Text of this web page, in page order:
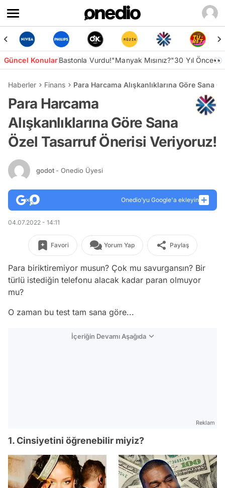
Güncel KonularBastonla Vurdu!"Manyak Mısınız?"30 Yıl Önce👀
Haberler Finans Para Harcama Alışkanlıklarına Göre Sana
Para Harcama
Alışkanlıklarına Göre Sana
Özel Tasarruf Önerisi Veriyoruz!
godot - Onedio Üyesi
Onedio’yu Google'a ekleyin
04.07.2022 - 14:11
Favori Yorum Yap Paylaş
Para biriktiremiyor musun? Çok mu savurgansın? Bir
türlü istediğin telefonu alacak kadar paran olmuyor
mu?
O zaman bu test tam sana göre...
İçeriğin Devamı Aşağıda
Reklam
1. Cinsiyetini öğrenebilir miyiz?